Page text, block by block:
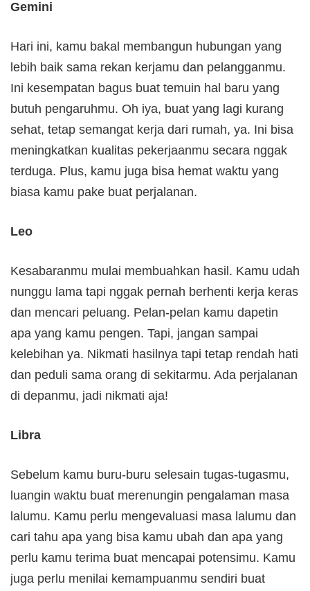
Gemini
Hari ini, kamu bakal membangun hubungan yang
lebih baik sama rekan kerjamu dan pelangganmu.
Ini kesempatan bagus buat temuin hal baru yang
butuh pengaruhmu. Oh iya, buat yang lagi kurang
sehat, tetap semangat kerja dari rumah, ya. Ini bisa
meningkatkan kualitas pekerjaanmu secara nggak
terduga. Plus, kamu juga bisa hemat waktu yang
biasa kamu pake buat perjalanan.
Leo
Kesabaranmu mulai membuahkan hasil. Kamu udah
nunggu lama tapi nggak pernah berhenti kerja keras
dan mencari peluang. Pelan-pelan kamu dapetin
apa yang kamu pengen. Tapi, jangan sampai
kelebihan ya. Nikmati hasilnya tapi tetap rendah hati
dan peduli sama orang di sekitarmu. Ada perjalanan
di depanmu, jadi nikmati aja!
Libra
Sebelum kamu buru-buru selesain tugas-tugasmu,
luangin waktu buat merenungin pengalaman masa
lalumu. Kamu perlu mengevaluasi masa lalumu dan
cari tahu apa yang bisa kamu ubah dan apa yang
perlu kamu terima buat mencapai potensimu. Kamu
juga perlu menilai kemampuanmu sendiri buat